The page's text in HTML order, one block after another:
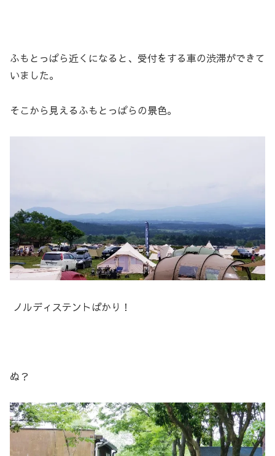
ふもとっぱら近くになると、受付をする車の渋滞ができて
いました。
そこから見えるふもとっぱらの景色。
ノルディステントばかり！
ぬ？